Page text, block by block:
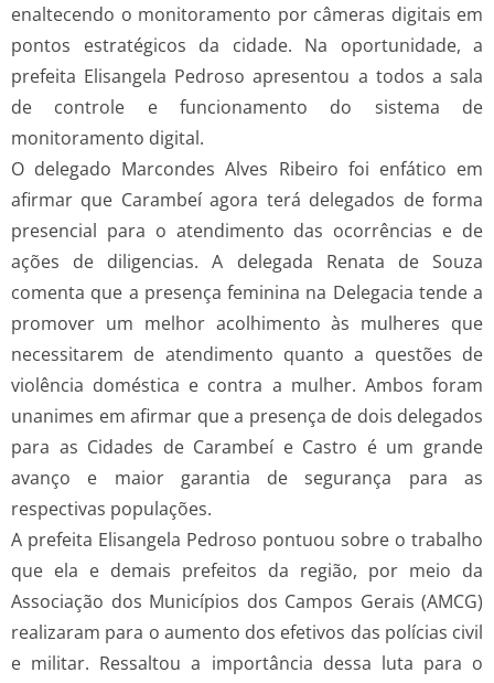
enaltecendo o monitoramento por câmeras digitais em
pontos estratégicos da cidade. Na oportunidade, a
prefeita Elisangela Pedroso apresentou a todos a sala
de controle e funcionamento do sistema de
monitoramento digital.
O delegado Marcondes Alves Ribeiro foi enfático em
afirmar que Carambeí agora terá delegados de forma
presencial para o atendimento das ocorrências e de
ações de diligencias. A delegada Renata de Souza
comenta que a presença feminina na Delegacia tende a
promover um melhor acolhimento às mulheres que
necessitarem de atendimento quanto a questões de
violência doméstica e contra a mulher. Ambos foram
unanimes em afirmar que a presença de dois delegados
para as Cidades de Carambeí e Castro é um grande
avanço e maior garantia de segurança para as
respectivas populações.
A prefeita Elisangela Pedroso pontuou sobre o trabalho
que ela e demais prefeitos da região, por meio da
Associação dos Municípios dos Campos Gerais (AMCG)
realizaram para o aumento dos efetivos das polícias civil
e militar. Ressaltou a importância dessa luta para o